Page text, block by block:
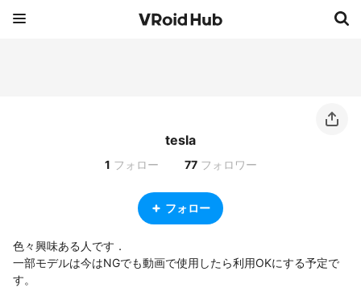
tesla
1 フォロー 77 フォロワー
フォロー
色々興味ある人です．
一部モデルは今はNGでも動画で使用したら利用OKにする予定で
す。